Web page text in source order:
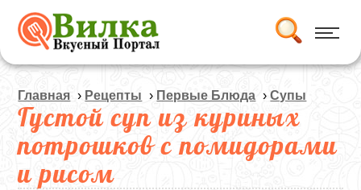
Главная › Рецепты › Первые Блюда ›Супы
Густой суп из куриных
потрошков с помидорами
и рисом